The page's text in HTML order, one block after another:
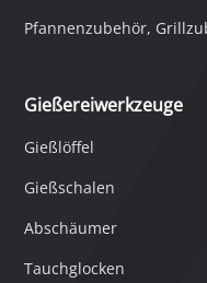
Pfannenzubehör,
Gießereiwerkzeuge
Gießlöffel
Gießschalen
Abschäumer
Tauchglocken